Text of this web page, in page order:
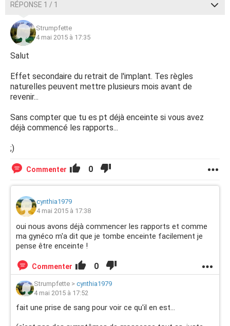
RÉPONSE 1 / 1
Strumpfette
4 mai 2015 à 17:35
Salut
Effet secondaire du retrait de l'implant. Tes règles
naturelles peuvent mettre plusieurs mois avant de
revenir...
Sans compter que tu es pt déjà enceinte si vous avez
déjà commencé les rapports...
;)
Commenter 0
cynthia1979
4 mai 2015 à 17:38
oui nous avons déjà commencer les rapports et comme
ma gynéco m'a dit que je tombe enceinte facilement je
pense être enceinte !
Commenter 0
Strumpfette > cynthia1979
4 mai 2015 à 17:52
fait une prise de sang pour voir ce qu'il en est...